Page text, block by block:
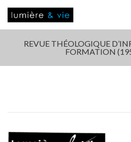
REVUE THÉOLOGIQUE
FORMATION